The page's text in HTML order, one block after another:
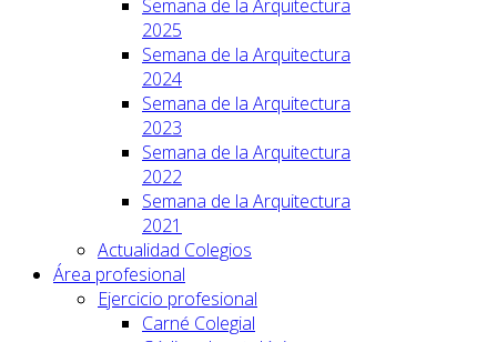
Semana de la Arquitectura
2025
Semana de la Arquitectura
2024
Semana de la Arquitectura
2023
Semana de la Arquitectura
2022
Semana de la Arquitectura
2021
Actualidad Colegios
Área profesional
Ejercicio profesional
Carné Colegial